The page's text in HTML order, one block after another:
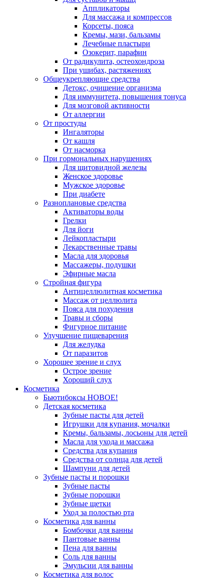
Аппликаторы
Для массажа и компрессов
Корсеты, пояса
Кремы, мази, бальзамы
Лечебные пластыри
Озокерит, парафин
От радикулита, остеохондроза
При ушибах, растяжениях
Общеукрепляющие средства
Детокс, очищение организма
Для иммунитета, повышения тонуса
Для мозговой активности
От аллергии
От простуды
Ингаляторы
От кашля
От насморка
При гормональных нарушениях
Для щитовидной железы
Женское здоровье
Мужское здоровье
При диабете
Разноплановые средства
Активаторы воды
Грелки
Для йоги
Лейкопластыри
Лекарственные травы
Масла для здоровья
Массажеры, подушки
Эфирные масла
Стройная фигура
Антицеллюлитная косметика
Массаж от целлюлита
Пояса для похудения
Травы и сборы
Фигурное питание
Улучшение пищеварения
Для желудка
От паразитов
Хорошее зрение и слух
Острое зрение
Хороший слух
Косметика
Бьютибоксы НОВОЕ!
Детская косметика
Зубные пасты для детей
Игрушки для купания, мочалки
Кремы, бальзамы, лосьоны для детей
Масла для ухода и массажа
Средства для купания
Средства от солнца для детей
Шампуни для детей
Зубные пасты и порошки
Зубные пасты
Зубные порошки
Зубные щетки
Уход за полостью рта
Косметика для ванны
Бомбочки для ванны
Пантовые ванны
Пена для ванны
Соль для ванны
Эмульсии для ванны
Косметика для волос